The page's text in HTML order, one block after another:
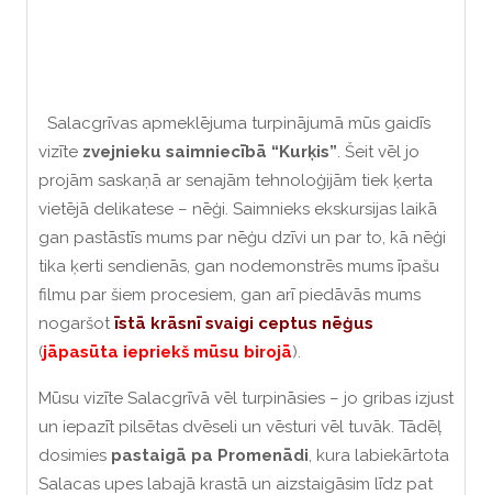
Salacgrīvas apmeklējuma turpinājumā mūs gaidīs
vizīte zvejnieku saimniecībā “Kurķis”. Šeit vēl jo
projām saskaņā ar senajām tehnoloģijām tiek ķerta
vietējā delikatese – nēģi. Saimnieks ekskursijas laikā
gan pastāstīs mums par nēģu dzīvi un par to, kā nēģi
tika ķerti sendienās, gan nodemonstrēs mums īpašu
filmu par šiem procesiem, gan arī piedāvās mums
nogaršotīstā krāsnī svaigi ceptus nēģus
(jāpasūta iepriekš mūsu birojā).
Mūsu vizīte Salacgrīvā vēl turpināsies – jo gribas izjust
un iepazīt pilsētas dvēseli un vēsturi vēl tuvāk. Tādēļ
dosimies pastaigā pa Promenādi, kura labiekārtota
Salacas upes labajā krastā un aizstaigāsim līdz pat